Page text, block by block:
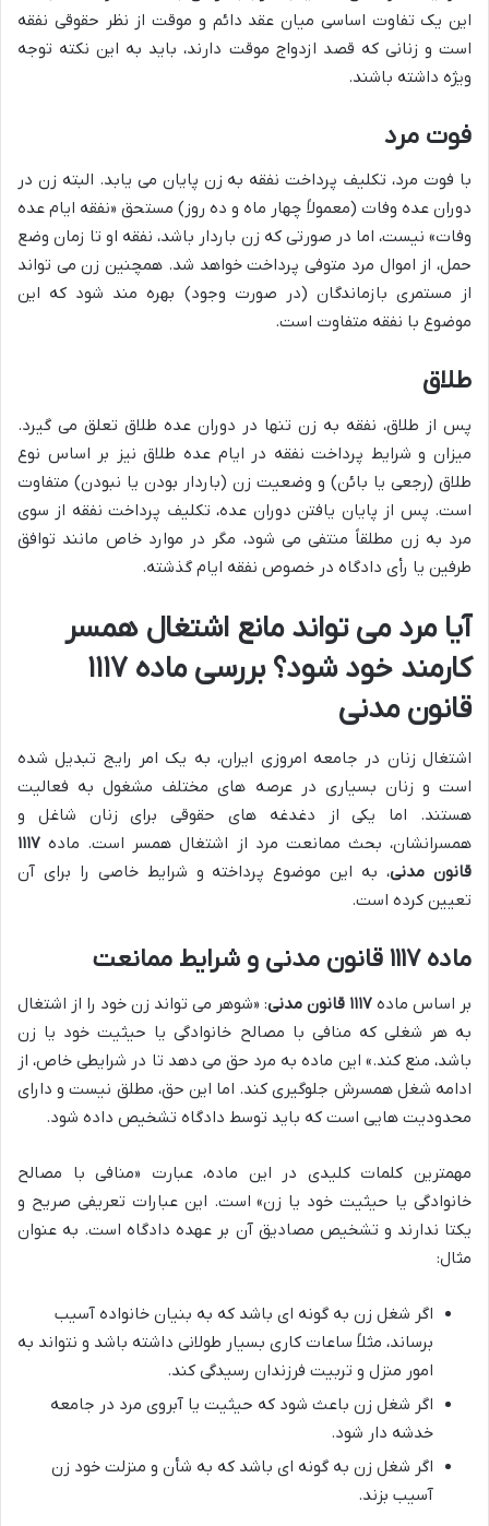
این یک تفاوت اساسی میان عقد دائم و موقت از نظر حقوقی نفقه
است و زنانی که قصد ازدواج موقت دارند، باید به این نکته توجه
ویژه داشته باشند.
فوت مرد
با فوت مرد، تکلیف پرداخت نفقه به زن پایان می یابد. البته زن در
دوران عده وفات (معمولاً چهار ماه و ده روز) مستحق «نفقه ایام عده
وفات» نیست، اما در صورتی که زن باردار باشد، نفقه او تا زمان وضع
حمل، از اموال مرد متوفی پرداخت خواهد شد. همچنین زن می تواند
از مستمری بازماندگان (در صورت وجود) بهره مند شود که این
موضوع با نفقه متفاوت است.
طلاق
پس از طلاق، نفقه به زن تنها در دوران عده طلاق تعلق می گیرد.
میزان و شرایط پرداخت نفقه در ایام عده طلاق نیز بر اساس نوع
طلاق (رجعی یا بائن) و وضعیت زن (باردار بودن یا نبودن) متفاوت
است. پس از پایان یافتن دوران عده، تکلیف پرداخت نفقه از سوی
مرد به زن مطلقاً منتفی می شود، مگر در موارد خاص مانند توافق
طرفین یا رأی دادگاه در خصوص نفقه ایام گذشته.
آیا مرد می تواند مانع اشتغال همسر
کارمند خود شود؟ بررسی ماده ۱۱۱۷
قانون مدنی
اشتغال زنان در جامعه امروزی ایران، به یک امر رایج تبدیل شده
است و زنان بسیاری در عرصه های مختلف مشغول به فعالیت
هستند. اما یکی از دغدغه های حقوقی برای زنان شاغل و
همسرانشان، بحث ممانعت مرد از اشتغال همسر است. ماده ۱۱۱۷
قانون مدنی، به این موضوع پرداخته و شرایط خاصی را برای آن
تعیین کرده است.
ماده ۱۱۱۷ قانون مدنی و شرایط ممانعت
بر اساس ماده ۱۱۱۷ قانون مدنی
: «شوهر می تواند زن خود را از اشتغال
به هر شغلی که منافی با مصالح خانوادگی یا حیثیت خود یا زن
باشد، منع کند.» این ماده به مرد حق می دهد تا در شرایطی خاص، از
ادامه شغل همسرش جلوگیری کند. اما این حق، مطلق نیست و دارای
محدودیت هایی است که باید توسط دادگاه تشخیص داده شود.
مهمترین کلمات کلیدی در این ماده، عبارت «منافی با مصالح
خانوادگی یا حیثیت خود یا زن» است. این عبارات تعریفی صریح و
یکتا ندارند و تشخیص مصادیق آن بر عهده دادگاه است. به عنوان
مثال:
اگر شغل زن به گونه ای باشد که به بنیان خانواده آسیب
برساند، مثلاً ساعات کاری بسیار طولانی داشته باشد و نتواند به
امور منزل و تربیت فرزندان رسیدگی کند.
اگر شغل زن باعث شود که حیثیت یا آبروی مرد در جامعه
خدشه دار شود.
اگر شغل زن به گونه ای باشد که به شأن و منزلت خود زن
آسیب بزند.